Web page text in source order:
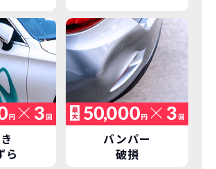
ら
バンパー
破損